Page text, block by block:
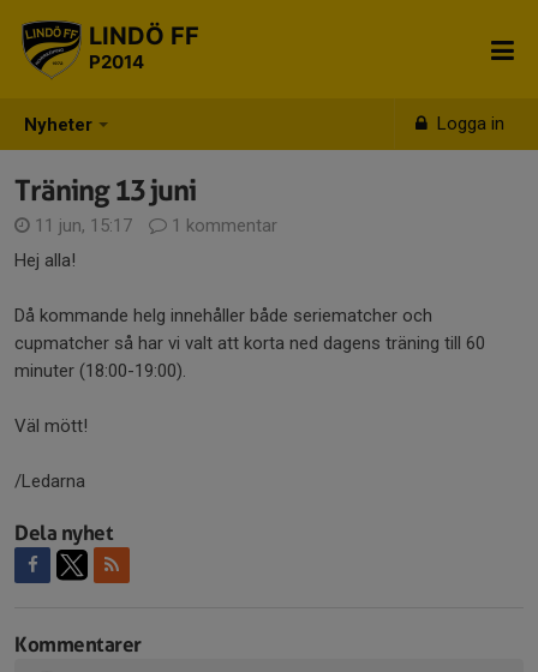
Nyheter Logga in
LINDÖ FF
P2014
Träning 13 juni
11 jun, 15:17
1 kommentar
Hej alla!
Då kommande helg innehåller både seriematcher och
cupmatcher så har vi valt att korta ned dagens träning till 60
minuter (18:00-19:00).
Väl mött!
/Ledarna
Dela nyhet
Kommentarer